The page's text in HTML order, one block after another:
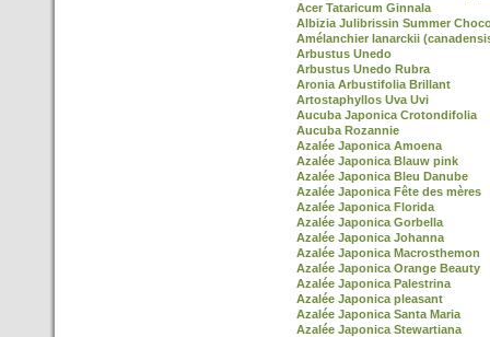
Acer Tataricum Ginnala
Albizia Julibrissin Summer
Amélanchier lanarckii
Arbustus Unedo
Arbustus Unedo Rubra
Aronia Arbustifolia Brillant
Artostaphyllos Uva Uvi
Aucuba Japonica Crotondifolia
Aucuba Rozannie
Azalée Japonica Amoena
Azalée Japonica Blauw pink
Azalée Japonica Bleu Danube
Azalée Japonica Fête des mères
Azalée Japonica Florida
Azalée Japonica Gorbella
Azalée Japonica Johanna
Azalée Japonica Macrosthemon
Azalée Japonica Orange Beauty
Azalée Japonica Palestrina
Azalée Japonica pleasant
Azalée Japonica Santa Maria
Azalée Japonica Stewartiana